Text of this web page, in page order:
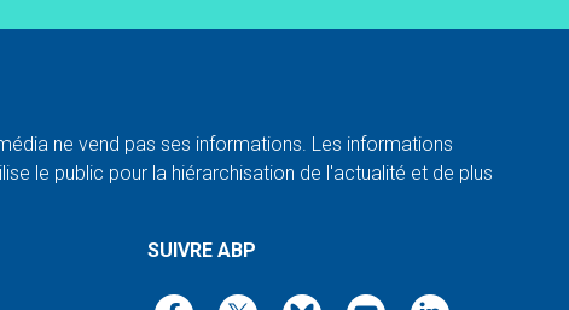
ne vend pas ses informations. Les informations
le public pour la hiérarchisation de l'actualité et de plus
SUIVRE ABP